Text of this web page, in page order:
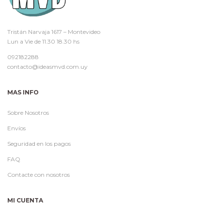
Tristán Narvaja 1617 – Montevideo
Lun a Vie de 11.30 18.30 hs
092182288
contacto@ideasmvd.com.uy
MAS INFO
Sobre Nosotros
Envíos
Seguridad en los pagos
FAQ
Contacte con nosotros
MI CUENTA